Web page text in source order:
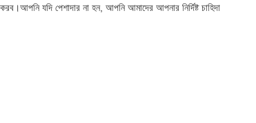
যদি পেশাদার না হন, আপনি আমাদের আপনার নির্দিষ্ট চাহিদা